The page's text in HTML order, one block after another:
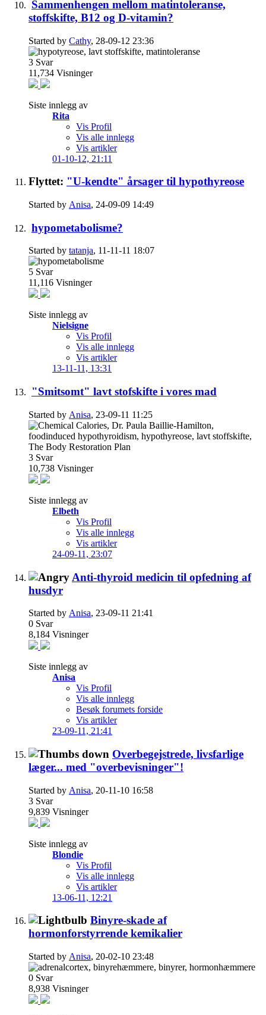
Sammenhengen mellom matintoleranse,
stoffskifte, B12 og D-vitamin?
Started by Cathy, 28-09-12 23:36
3 Svar
11,734 Visninger
Siste innlegg av
Rita
Vis Profil
Vis alle innlegg
Vis artikler
01-10-12, 21:11
Flyttet: "U-kendte" årsager til hypothyreose
Started by Anisa, 24-09-09 14:49
hypometabolisme?
Started by tatanja, 11-11-11 18:07
5 Svar
11,116 Visninger
Siste innlegg av
Nielsigne
Vis Profil
Vis alle innlegg
Vis artikler
13-11-11, 13:31
"Smitsomt" lavt stofskifte i vores mad
Started by Anisa, 23-09-11 11:25
3 Svar
10,738 Visninger
Siste innlegg av
Elbeth
Vis Profil
Vis alle innlegg
Vis artikler
24-09-11, 23:07
Anti-thyroid medicin til opfedning af
husdyr
Started by Anisa, 23-09-11 21:41
0 Svar
8,184 Visninger
Siste innlegg av
Anisa
Vis Profil
Vis alle innlegg
Besøk forumets forside
Vis artikler
23-09-11, 21:41
Overbegejstrede, livsfarlige
læger... med "overbevisninger"!
Started by Anisa, 20-11-10 16:58
3 Svar
9,839 Visninger
Siste innlegg av
Blondie
Vis Profil
Vis alle innlegg
Vis artikler
13-06-11, 12:21
Binyre-skade af
hormonforstyrrende kemikalier
Started by Anisa, 20-02-10 23:48
0 Svar
8,938 Visninger